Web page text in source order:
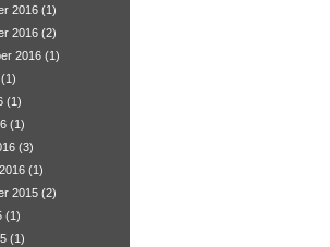
2016(1)
2016(2)
2016(1)
(1)
(1)
(3)
(1)
2015(2)
(1)
(1)